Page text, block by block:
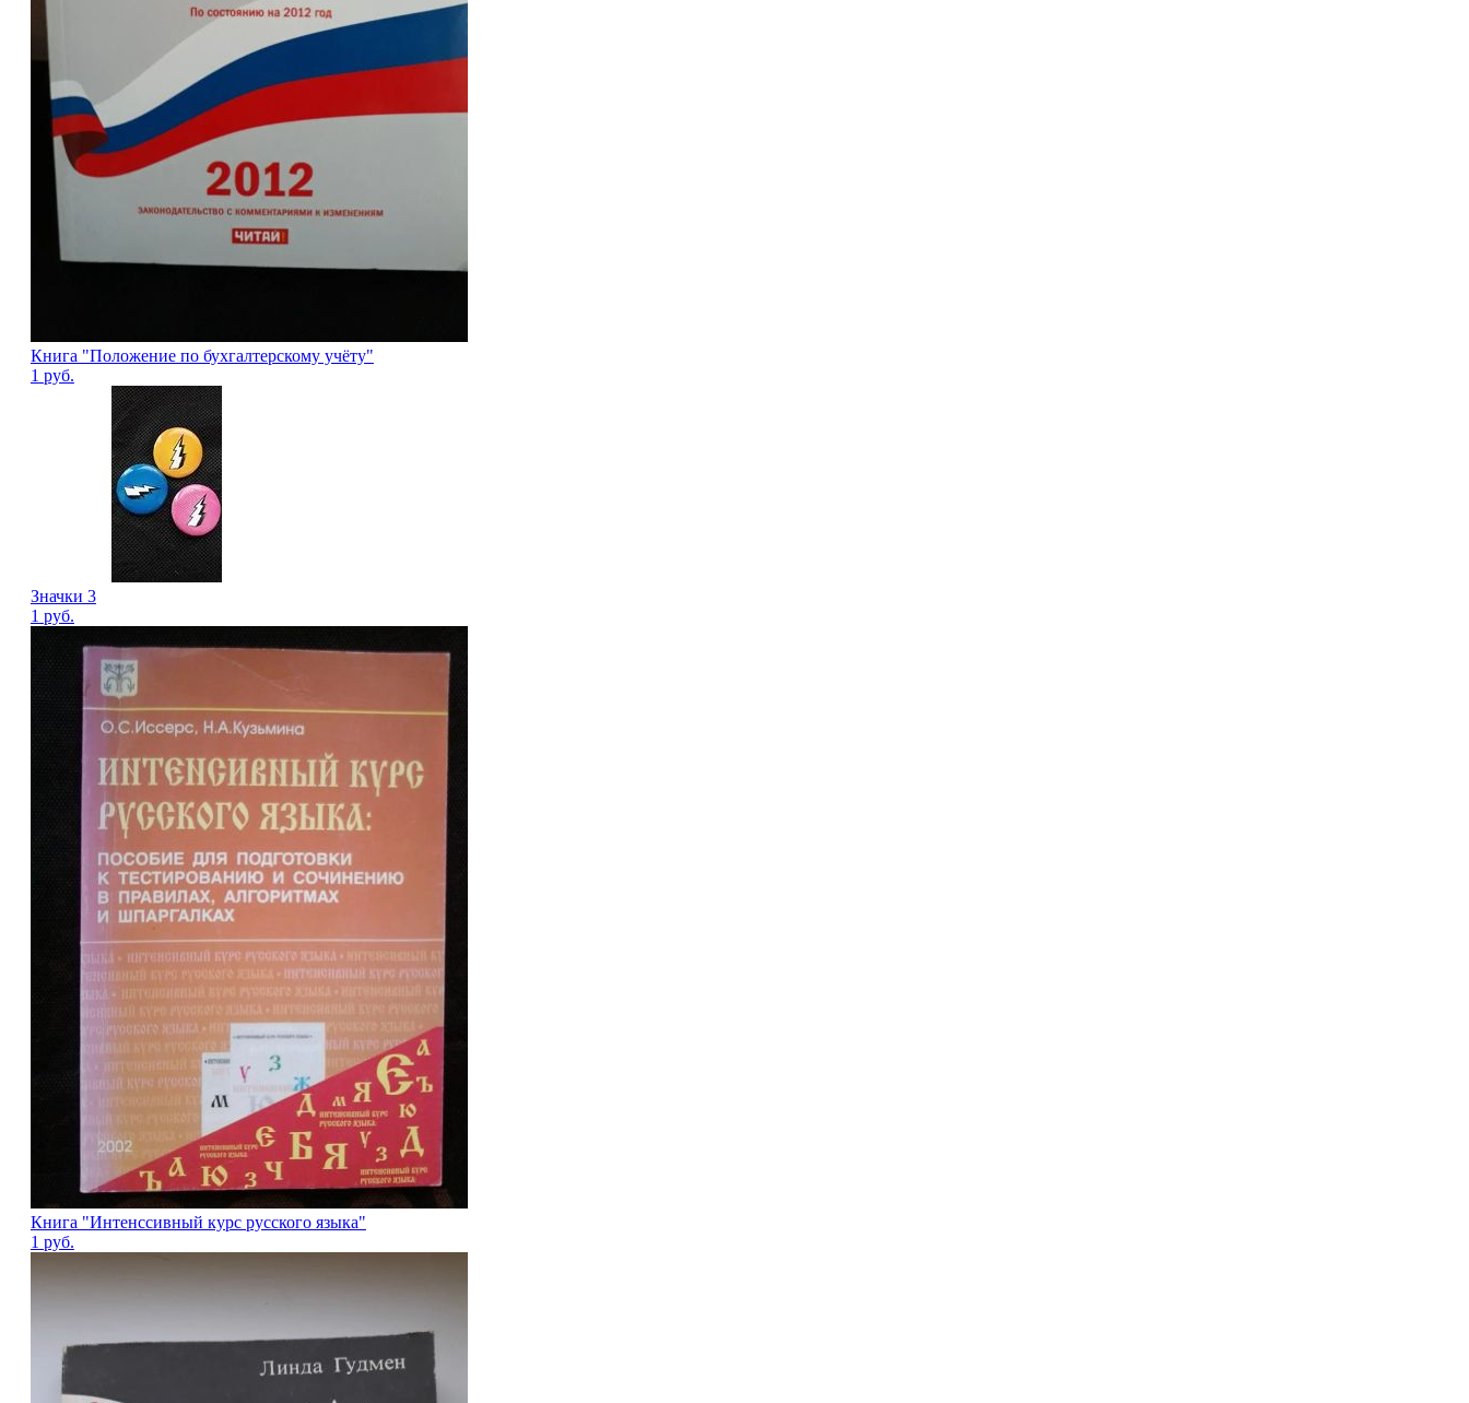
Книга "Положение по бухгалтерскому учёту"
1 руб.
Значки 3
1 руб.
Книга "Интенссивный курс русского языка"
1 руб.